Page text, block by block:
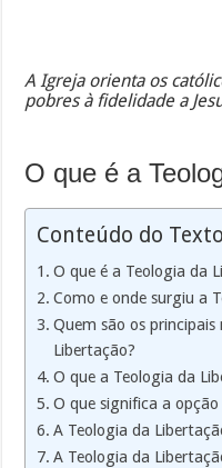
A Igreja orienta os
pobres à fidelidade a
O que é a
Conteúdo do Texto
O que é a Teologia da
Como e onde surgiu a
Quem são os
Libertação?
O que a Teologia da
O que significa a opção
A Teologia da
A Teologia da